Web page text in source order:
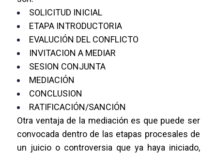
SOLICITUD INICIAL
ETAPA INTRODUCTORIA
EVALUCIÓN DEL CONFLICTO
INVITACION A MEDIAR
SESION CONJUNTA
MEDIACIÓN
CONCLUSION
RATIFICACIÓN/SANCIÓN
Otra ventaja de la mediación es que puede ser
convocada dentro de las etapas procesales de
un juicio o controversia que ya haya iniciado,